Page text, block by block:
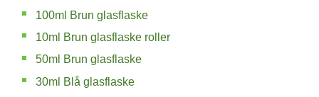
100ml Brun glasflaske
10ml Brun glasflaske roller
50ml Brun glasflaske
30ml Blå glasflaske